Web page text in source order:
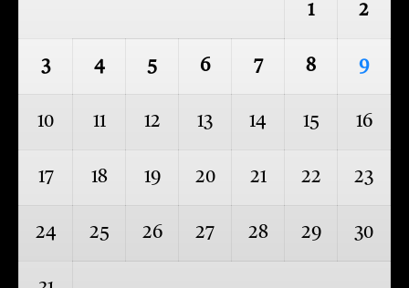
1 2
3 4 5 6 7 8 9
10 11 12 13 14 15 16
17 18 19 20 21 22 23
24 25 26 27 28 29 30